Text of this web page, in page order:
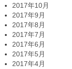
2017年10月
2017年9月
2017年8月
2017年7月
2017年6月
2017年5月
2017年4月